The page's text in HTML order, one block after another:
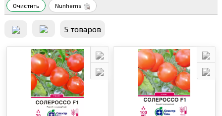
Очистить Nunhems
5 товаров